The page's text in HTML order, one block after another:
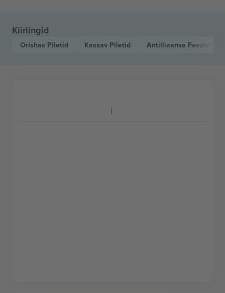
Kiirlingid
Orishas Piletid Kassav Piletid Antilliaanse Feesten